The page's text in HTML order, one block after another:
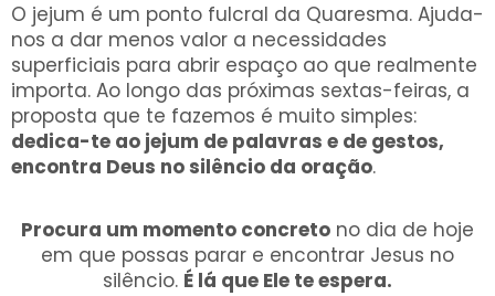
O jejum é um ponto fulcral da Quaresma. Ajuda-
nos a dar menos valor a necessidades
superficiais para abrir espaço ao que realmente
importa. Ao longo das próximas sextas-feiras, a
proposta que te fazemos é muito simples:
dedica-te ao jejum de palavras e de gestos,
encontra Deus no silêncio da oração.
Procura um momento concreto no dia de hoje
em que possas parar e encontrar Jesus no
silêncio. É lá que Ele te espera.